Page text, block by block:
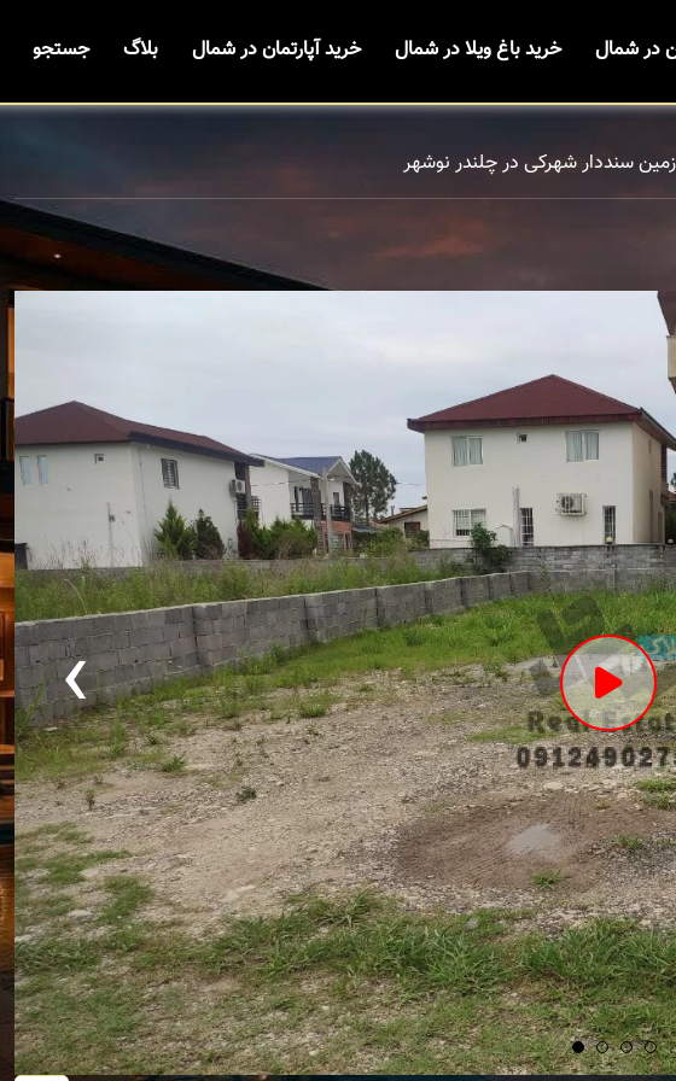
در شمال خرید باغ ویلا در شمال خرید آپارتمان در شمال بلاگ جستجو
سنددار شهرکی در چلندر نوشهر
‹